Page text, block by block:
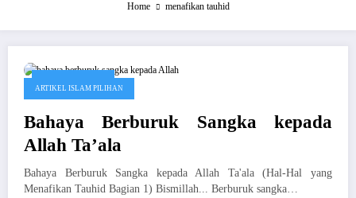
Home menafikan tauhid
ARTIKEL ISLAM PILIHAN
Bahaya Berburuk Sangka kepada
Allah Ta’ala
Bahaya Berburuk Sangka kepada Allah Ta'ala (Hal-Hal yang
Menafikan Tauhid Bagian 1) Bismillah... Berburuk sangka…